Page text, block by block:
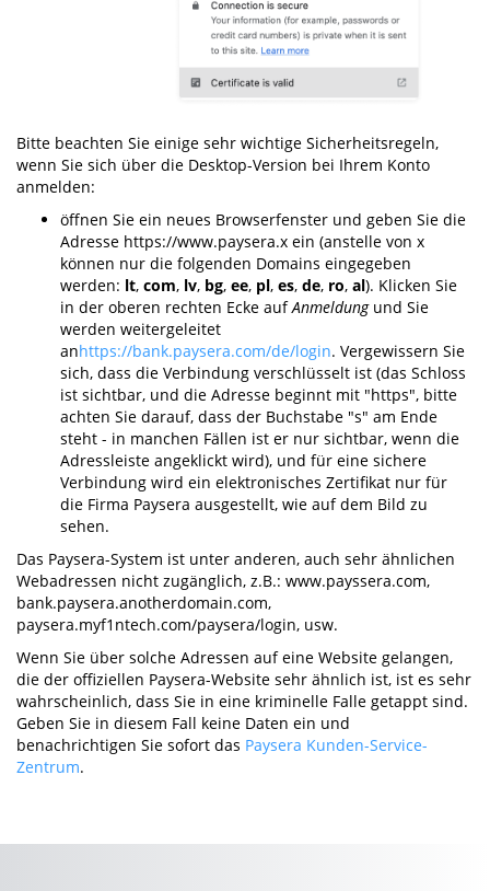
Bitte beachten Sie einige sehr wichtige Sicherheitsregeln,
wenn Sie sich über die Desktop-Version bei Ihrem Konto
anmelden:
öffnen Sie ein neues Browserfenster und geben Sie die
Adresse https://www.paysera.x ein (anstelle von x
können nur die folgenden Domains eingegeben
werden: lt, com, lv, bg, ee, pl, es, de, ro, al). Klicken Sie
in der oberen rechten Ecke aufAnmeldungund Sie
werden weitergeleitet
anhttps://bank.paysera.com/de/login. Vergewissern Sie
sich, dass die Verbindung verschlüsselt ist (das Schloss
ist sichtbar, und die Adresse beginnt mit "https", bitte
achten Sie darauf, dass der Buchstabe "s" am Ende
steht - in manchen Fällen ist er nur sichtbar, wenn die
Adressleiste angeklickt wird), und für eine sichere
Verbindung wird ein elektronisches Zertifikat nur für
die Firma Paysera ausgestellt, wie auf dem Bild zu
sehen.
Das Paysera-System ist unter anderen, auch sehr ähnlichen
Webadressen nicht zugänglich, z.B.: www.payssera.com,
bank.paysera.anotherdomain.com,
paysera.myf1ntech.com/paysera/login, usw.
Wenn Sie über solche Adressen auf eine Website gelangen,
die der offiziellen Paysera-Website sehr ähnlich ist, ist es sehr
wahrscheinlich, dass Sie in eine kriminelle Falle getappt sind.
Geben Sie in diesem Fall keine Daten ein und
benachrichtigen Sie sofort das Paysera Kunden-Service-
Zentrum.